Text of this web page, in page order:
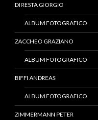
DI RESTA GIORGIO
ALBUM FOTOGRAFICO
ZACCHEO GRAZIANO
ALBUM FOTOGRAFICO
BIFFI ANDREAS
ALBUM FOTOGRAFICO
ZIMMERMANN PETER